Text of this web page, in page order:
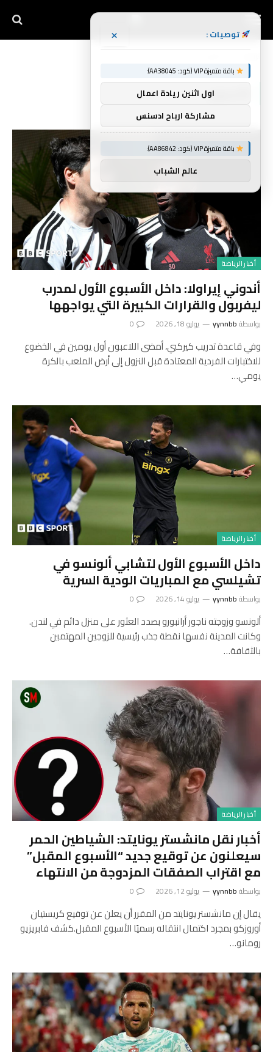
الأسبوع
أخبار الرياضة
أندوني إيراولا: داخل الأسبوع الأول لمدرب
ليفربول والقرارات الكبيرة التي يواجهها
بواسطةyynnbb يوليو 18, 2026 0
وفي قاعدة تدريب كيركبي، أمضى اللاعبون أول يومين في الخضوع
للاختبارات الفردية المعتادة قبل النزول إلى أرض الملعب بالكرة
يومي…
أخبار الرياضة
داخل الأسبوع الأول لتشابي ألونسو في
تشيلسي مع المباريات الودية السرية
بواسطةyynnbb يوليو 14, 2026 0
ألونسو وزوجته ناجور أرانبورو بصدد العثور على منزل دائم في لندن.
وكانت المدينة نفسها نقطة جذب رئيسية للزوجين المهتمين
بالثقافة…
أخبار الرياضة
أخبار نقل مانشستر يونايتد: الشياطين الحمر
سيعلنون عن توقيع جديد “الأسبوع المقبل”
مع اقتراب الصفقات المزدوجة من الانتهاء
بواسطةyynnbb يوليو 12, 2026 0
يقال إن مانشستر يونايتد من المقرر أن يعلن عن توقيع كريستيان
أوروزكو بمجرد اكتمال انتقاله رسميًا الأسبوع المقبل.كشف فابريزيو
رومانو…
توصيات : ×
باقة متميزة VIP (كود: AA38045):
اول اثنين ريادة اعمال
مشاركة ارباح ادسنس
باقة متميزة VIP (كود: AA86842):
عالم الشباب